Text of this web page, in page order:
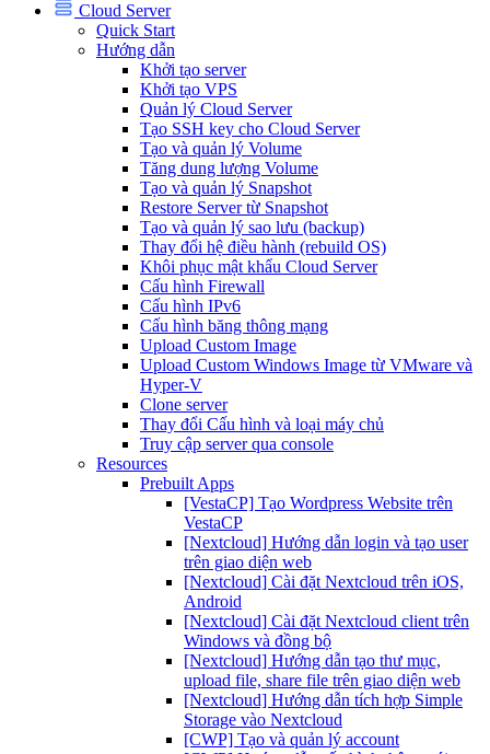
Cloud Server
Quick Start
Hướng dẫn
Khởi tạo server
Khởi tạo VPS
Quản lý Cloud Server
Tạo SSH key cho Cloud Server
Tạo và quản lý Volume
Tăng dung lượng Volume
Tạo và quản lý Snapshot
Restore Server từ Snapshot
Tạo và quản lý sao lưu (backup)
Thay đổi hệ điều hành (rebuild OS)
Khôi phục mật khẩu Cloud Server
Cấu hình Firewall
Cấu hình IPv6
Cấu hình băng thông mạng
Upload Custom Image
Upload Custom Windows Image từ VMware và
Hyper-V
Clone server
Thay đổi Cấu hình và loại máy chủ
Truy cập server qua console
Resources
Prebuilt Apps
[VestaCP] Tạo Wordpress Website trên
VestaCP
[Nextcloud] Hướng dẫn login và tạo user
trên giao diện web
[Nextcloud] Cài đặt Nextcloud trên iOS,
Android
[Nextcloud] Cài đặt Nextcloud client trên
Windows và đồng bộ
[Nextcloud] Hướng dẫn tạo thư mục,
upload file, share file trên giao diện web
[Nextcloud] Hướng dẫn tích hợp Simple
Storage vào Nextcloud
[CWP] Tạo và quản lý account